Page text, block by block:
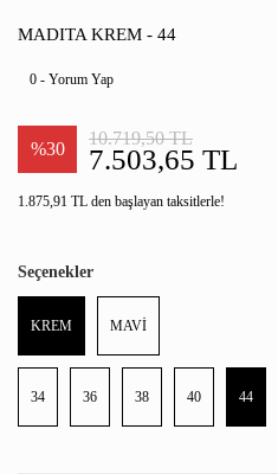
MADITA KREM - 44
0 - Yorum Yap
%30 7.503,65 TL
10.719,50 TL
1.875,91 TL den başlayan taksitlerle!
Seçenekler
KREM MAVİ
34 36 38 40 44